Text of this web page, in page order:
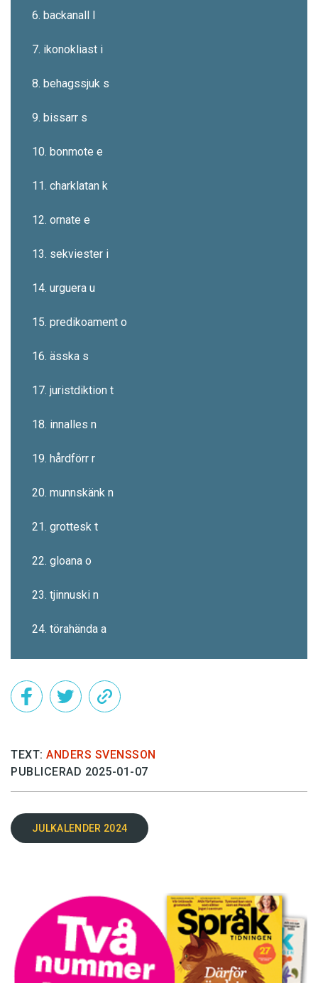
6. backanall l
7. ikonokliast i
8. behagssjuk s
9. bissarr s
10. bonmote e
11. charklatan k
12. ornate e
13. sekviester i
14. urguera u
15. predikoament o
16. ässka s
17. juristdiktion t
18. innalles n
19. hårdförr r
20. munnskänk n
21. grottesk t
22. gloana o
23. tjinnuski n
24. törahända a
TEXT: ANDERS SVENSSON
PUBLICERAD 2025-01-07
JULKALENDER 2024